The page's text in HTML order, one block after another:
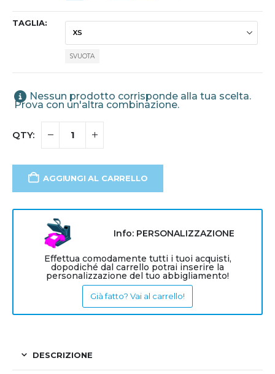
TAGLIA
SVUOTA
Nessun prodotto corrisponde alla tua scelta.
Prova con un'altra combinazione.
AGGIUNGI AL CARRELLO
Info: PERSONALIZZAZIONE
Effettua comodamente tutti i tuoi acquisti,
dopodiché dal carrello potrai inserire la
personalizzazione del tuo abbigliamento!
Già fatto? Vai al carrello!
DESCRIZIONE